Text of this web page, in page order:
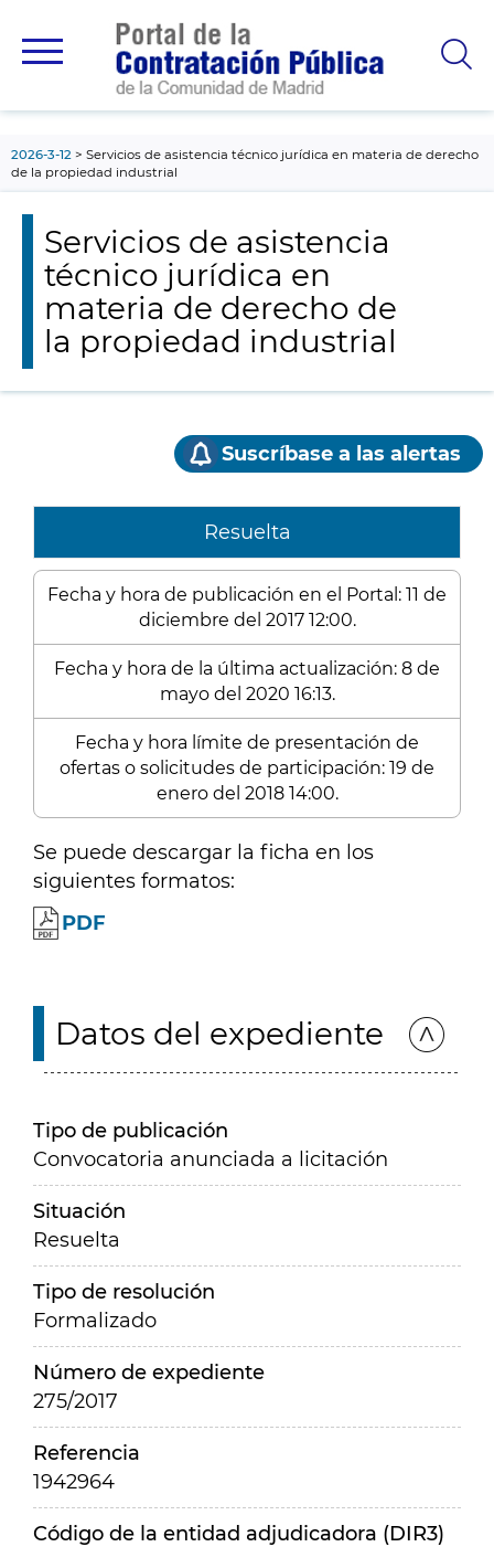
principal
2026-3-12
Servicios de asistencia técnico jurídica en materia de derecho
de la propiedad industrial
Servicios de asistencia
técnico jurídica en
materia de derecho de
la propiedad industrial
Suscríbase a las alertas
Resuelta
Fecha y hora de publicación en el Portal: 11 de
diciembre del 2017 12:00.
Fecha y hora de la última actualización: 8 de
mayo del 2020 16:13.
Fecha y hora límite de presentación de
ofertas o solicitudes de participación: 19 de
enero del 2018 14:00.
Se puede descargar la ficha en los
siguientes formatos:
PDF
Datos del expediente
Tipo de publicación
Convocatoria anunciada a licitación
Situación
Resuelta
Tipo de resolución
Formalizado
Número de expediente
275/2017
Referencia
1942964
Código de la entidad adjudicadora (DIR3)